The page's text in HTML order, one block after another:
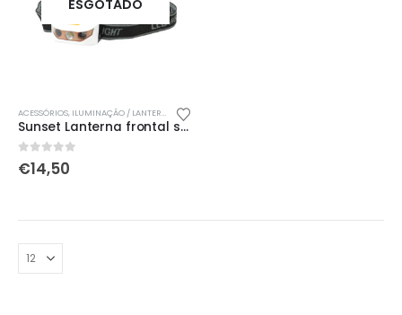
ESGOTADO
ACESSÓRIOS, ILUMINAÇÃO / LANTERNAS / STARLIGHTS
Sunset Lanterna frontal sensor movimento
0out of 5
€14,50